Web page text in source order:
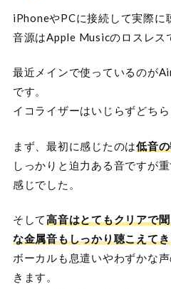
iPhoneやPCに接続して実際に
音源はApple Musicのロスレス
最近メインで使っているのが
です。
イコライザーはいじらずどち
まず、最初に感じたのは低音
しっかりと迫力ある音ですが
感じでした。
そして高音はとてもクリアで
な金属音もしっかり聴こえて
ボーカルも息遣いやわずかな
きます。